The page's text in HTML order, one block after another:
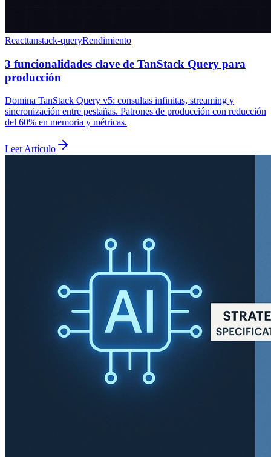
Reacttanstack-queryRendimiento
3 funcionalidades clave de TanStack Query para
producción
Domina TanStack Query v5: consultas infinitas, streaming y
sincronización entre pestañas. Patrones de producción con reducción
del 60% en memoria y métricas.
Leer Artículo